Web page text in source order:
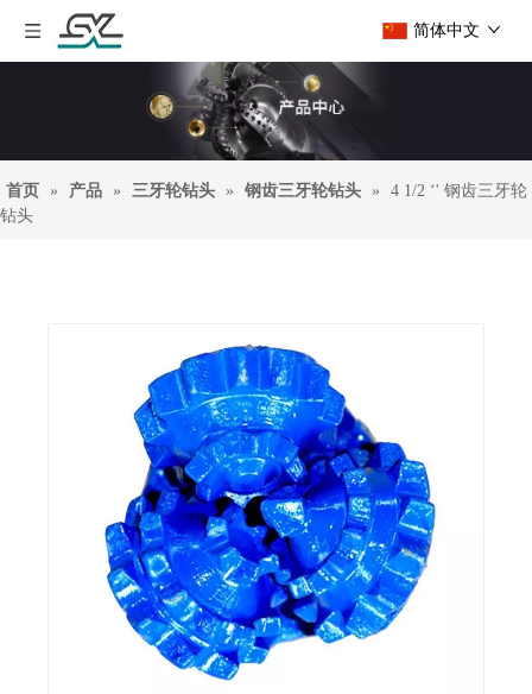
简体中文
首页 » 产品 » 三牙轮钻头 » 钢齿三牙轮钻头 »
4 1/2 ‘' 钢齿三牙轮
钻头